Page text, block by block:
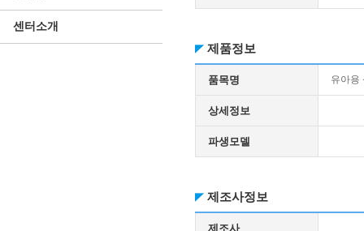
센터소개
제품정보
품목명 유아용
상세정보
파생모델
제조사정보
제조사